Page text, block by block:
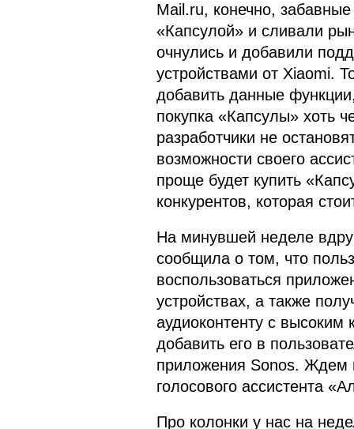
Mail.ru, конечно,
«Капсулой» и сливали
очнулись и добавили
устройствами от Xiaomi.
добавить данные
покупка «Капсулы» хоть
разработчики не
возможности своего
проще будет купить
конкурентов, которая
На минувшей неделе
сообщила о том, что
воспользоваться
устройствах, а также
аудиоконтенту с высоким
добавить его в
приложения Sonos. Ждем
голосового ассистента
Про колонки у нас на